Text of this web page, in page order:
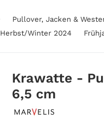
Pullover, Jacken &
Herbst/Winter 2024
Krawatte -
6,5 cm